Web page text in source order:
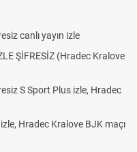
Kralove
izle, Hradec
BJK maçı
Hradec
Trivela
Plonjon